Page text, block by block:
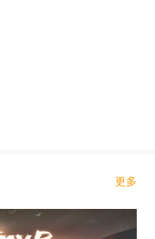
更多